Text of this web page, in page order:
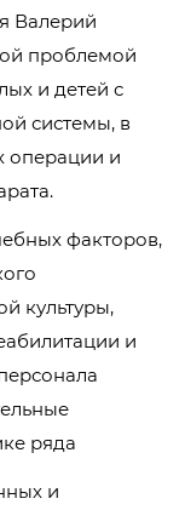
Валерий
проблемой
и детей с
системы, в
операции и
факторов,
культуры,
и
ряда
и